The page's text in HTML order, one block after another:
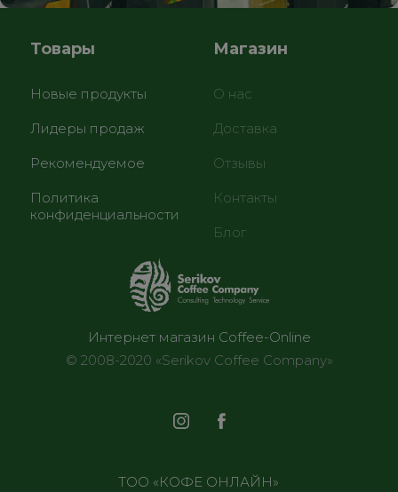
Товары
Новые продукты
Лидеры продаж
Рекомендуемое
Политика
конфиденциальности
Магазин
О нас
Доставка
Отзывы
Контакты
Блог
Интернет магазин Coffee-Online
© 2008-2020 «Serikov Coffee Company»
ТОО «КОФЕ ОНЛАЙН»